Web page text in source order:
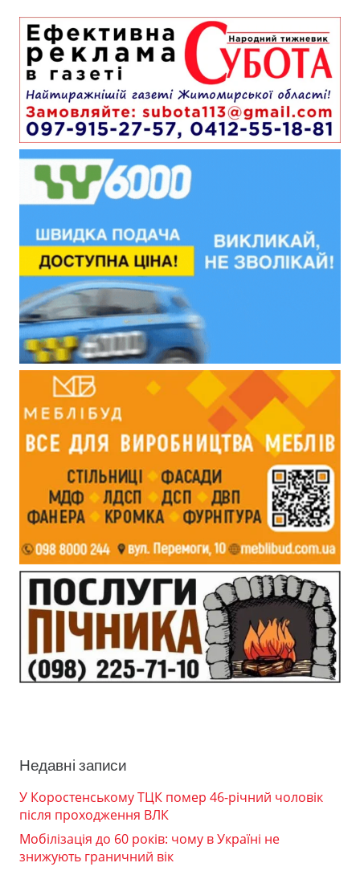
Недавні записи
У Коростенському ТЦК помер 46-річний чоловік
після проходження ВЛК
Мобілізація до 60 років: чому в Україні не
знижують граничний вік